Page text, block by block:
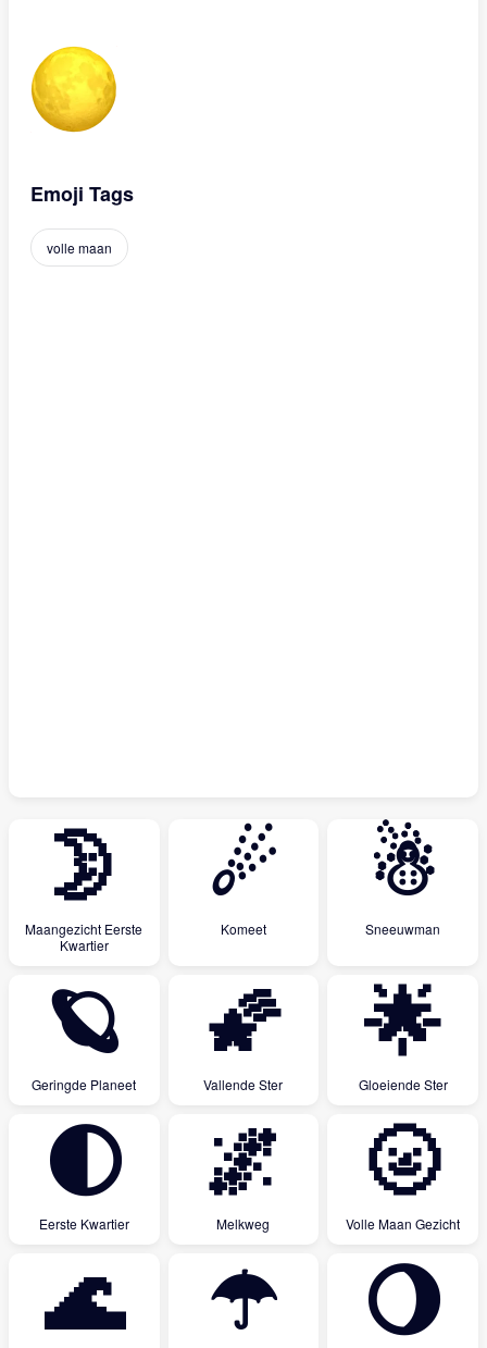
Emoji Tags
volle maan
🌛
Maangezicht Eerste
Kwartier
☄
Komeet
☃
Sneeuwman
🪐
Geringde Planeet
🌠
Vallende Ster
🌟
Gloeiende Ster
🌓
Eerste Kwartier
🌌
Melkweg
🌝
Volle Maan Gezicht
🌊 ☂ 🌖